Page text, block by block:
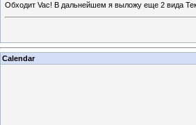
Обходит Vac! В дальнейшем я выложу еще 2 вида
Calendar